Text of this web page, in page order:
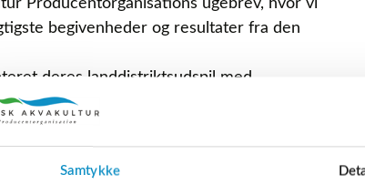
Samtykke
Producentorganisations ugebrev, hvor vi
begivenheder og resultater fra den
deres landdistriktsudspil med
balance.” I DAPO har vi gennem længere
muligheder og udfordringer, den
flere ministre og ordførere, og nu kan vi